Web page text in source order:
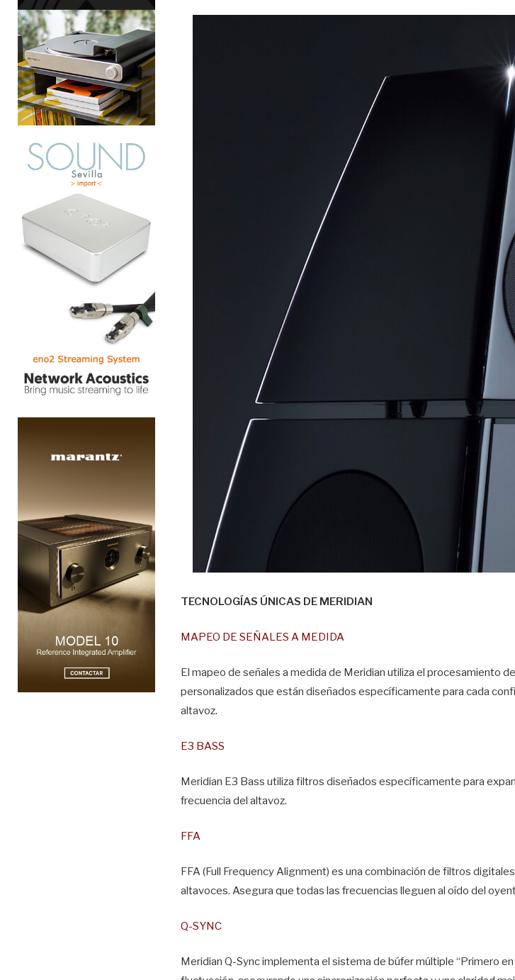
TECNOLOGÍAS ÚNICAS DE MERIDIAN
MAPEO DE SEÑALES A MEDIDA
El mapeo de señales a medida de Meridian utiliza el procesamiento
personalizados que están diseñados específicamente para cada
altavoz.
E3 BASS
Meridian E3 Bass utiliza filtros diseñados específicamente para
frecuencia del altavoz.
FFA
FFA (Full Frequency Alignment) es una combinación de filtros
altavoces. Asegura que todas las frecuencias lleguen al oído del
Q-SYNC
Meridian Q-Sync implementa el sistema de búfer múltiple “Primero